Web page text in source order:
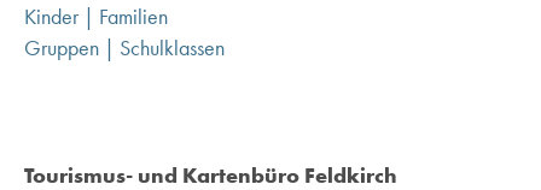
Tourismus- und Kartenbüro Feldkirch
Kinder | Familien
Gruppen | Schulklassen